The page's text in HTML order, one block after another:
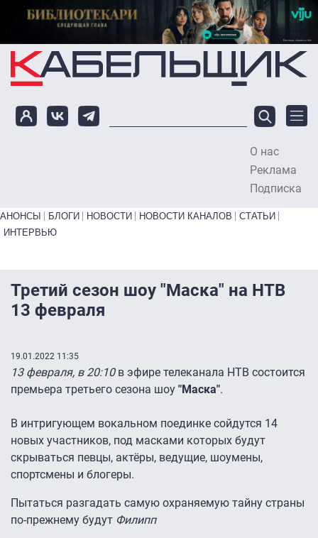
Перейти к основному содержанию
О нас
Реклама
Подписка
Primary links bottom
АНОНСЫ БЛОГИ НОВОСТИ НОВОСТИ КАНАЛОВ
СТАТЬИ
ИНТЕРВЬЮ
Третий сезон шоу "Маска" на НТВ
13 февраля
19.01.2022 11:35
13 февраля, в 20:10в эфире телеканала НТВ состоится
премьера третьего сезона шоу "Маска".
В интригующем вокальном поединке сойдутся 14
новых участников, под масками которых будут
скрываться певцы, актёры, ведущие, шоумены,
спортсмены и блогеры.
Пытаться разгадать самую охраняемую тайну страны
по-прежнему будут Филипп